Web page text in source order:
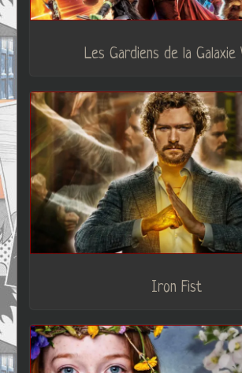
Les Gardiens de la Galaxie
Iron Fist